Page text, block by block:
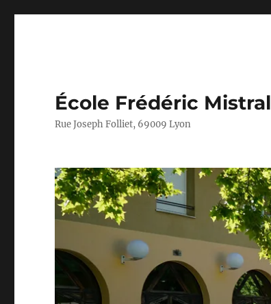
École Frédéric Mistral
Rue Joseph Folliet, 69009 Lyon